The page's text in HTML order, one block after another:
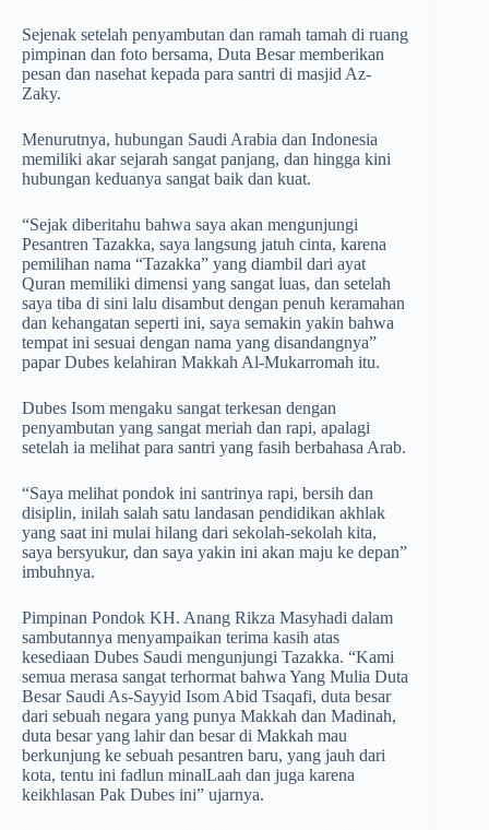
Sejenak setelah penyambutan dan ramah tamah di ruang
pimpinan dan foto bersama, Duta Besar memberikan
pesan dan nasehat kepada para santri di masjid Az-
Zaky.
Menurutnya, hubungan Saudi Arabia dan Indonesia
memiliki akar sejarah sangat panjang, dan hingga kini
hubungan keduanya sangat baik dan kuat.
“Sejak diberitahu bahwa saya akan mengunjungi
Pesantren Tazakka, saya langsung jatuh cinta, karena
pemilihan nama “Tazakka” yang diambil dari ayat
Quran memiliki dimensi yang sangat luas, dan setelah
saya tiba di sini lalu disambut dengan penuh keramahan
dan kehangatan seperti ini, saya semakin yakin bahwa
tempat ini sesuai dengan nama yang disandangnya”
papar Dubes kelahiran Makkah Al-Mukarromah itu.
Dubes Isom mengaku sangat terkesan dengan
penyambutan yang sangat meriah dan rapi, apalagi
setelah ia melihat para santri yang fasih berbahasa Arab.
“Saya melihat pondok ini santrinya rapi, bersih dan
disiplin, inilah salah satu landasan pendidikan akhlak
yang saat ini mulai hilang dari sekolah-sekolah kita,
saya bersyukur, dan saya yakin ini akan maju ke depan”
imbuhnya.
Pimpinan Pondok KH. Anang Rikza Masyhadi dalam
sambutannya menyampaikan terima kasih atas
kesediaan Dubes Saudi mengunjungi Tazakka. “Kami
semua merasa sangat terhormat bahwa Yang Mulia Duta
Besar Saudi As-Sayyid Isom Abid Tsaqafi, duta besar
dari sebuah negara yang punya Makkah dan Madinah,
duta besar yang lahir dan besar di Makkah mau
berkunjung ke sebuah pesantren baru, yang jauh dari
kota, tentu ini fadlun minalLaah dan juga karena
keikhlasan Pak Dubes ini” ujarnya.